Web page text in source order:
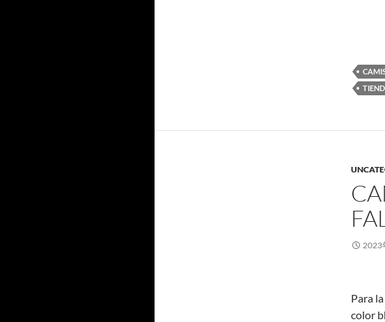
2023
Para
color